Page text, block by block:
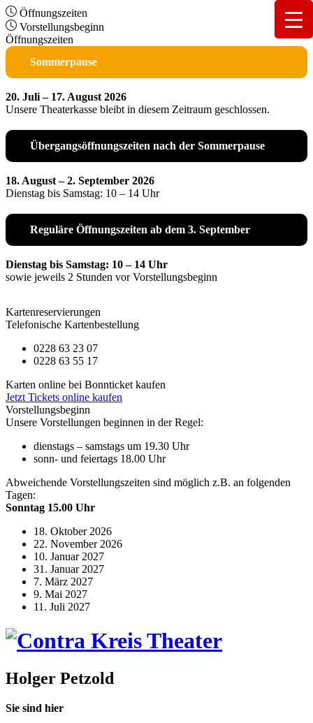
Öffnungszeiten
Vorstellungsbeginn
Öffnungszeiten
Sommerpause
20. Juli – 17. August 2026
Unsere Theaterkasse bleibt in diesem Zeitraum geschlossen.
Übergangsöffnungszeiten nach der Sommerpause
18. August – 2. September 2026
Dienstag bis Samstag: 10 – 14 Uhr
Reguläre Öffnungszeiten ab dem 3. September
Dienstag bis Samstag: 10 – 14 Uhr
sowie jeweils 2 Stunden vor Vorstellungsbeginn
Kartenreservierungen
Telefonische Kartenbestellung
0228 63 23 07
0228 63 55 17
Karten online bei Bonnticket kaufen
Jetzt Tickets online kaufen
Vorstellungsbeginn
Unsere Vorstellungen beginnen in der Regel:
dienstags – samstags um 19.30 Uhr
sonn- und feiertags 18.00 Uhr
Abweichende Vorstellungszeiten sind möglich z.B. an folgenden
Tagen:
Sonntag 15.00 Uhr
18. Oktober 2026
22. November 2026
10. Januar 2027
31. Januar 2027
7. März 2027
9. Mai 2027
11. Juli 2027
Holger Petzold
Sie sind hier